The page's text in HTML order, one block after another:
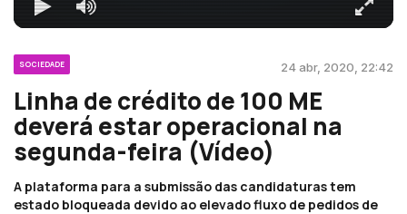
SOCIEDADE 24 abr, 2020, 22:42
Linha de crédito de 100 ME
deverá estar operacional na
segunda-feira (Vídeo)
A plataforma para a submissão das candidaturas tem
estado bloqueada devido ao elevado fluxo de pedidos de